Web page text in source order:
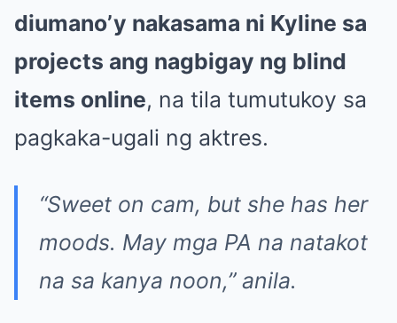
diumano’y nakasama ni Kyline sa
projects ang nagbigay ng blind
items online, na tila tumutukoy sa
pagkaka-ugali ng aktres.
“Sweet on cam, but she has her
moods. May mga PA na natakot
na sa kanya noon,”anila.